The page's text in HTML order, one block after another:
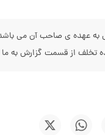
عهده ی صاحب آن می باشد،
تخلف از قسمت گزارش به ما